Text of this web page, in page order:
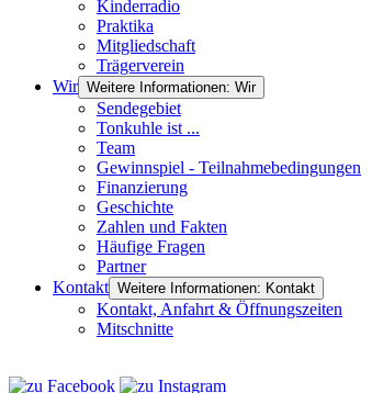
Kinderradio
Praktika
Mitgliedschaft
Trägerverein
Wir Weitere Informationen: Wir
Sendegebiet
Tonkuhle ist ...
Team
Gewinnspiel - Teilnahmebedingungen
Finanzierung
Geschichte
Zahlen und Fakten
Häufige Fragen
Partner
Kontakt Weitere Informationen: Kontakt
Kontakt, Anfahrt & Öffnungszeiten
Mitschnitte